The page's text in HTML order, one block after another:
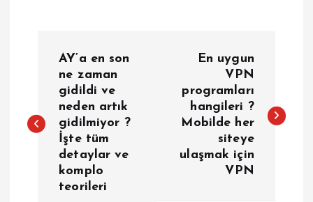
z
AY’a en son
ne zaman
gidildi ve
neden artık
gidilmiyor ?
İşte tüm
detaylar ve
komplo
teorileri
En uygun
VPN
programları
hangileri ?
Mobilde her
siteye
ulaşmak için
VPN